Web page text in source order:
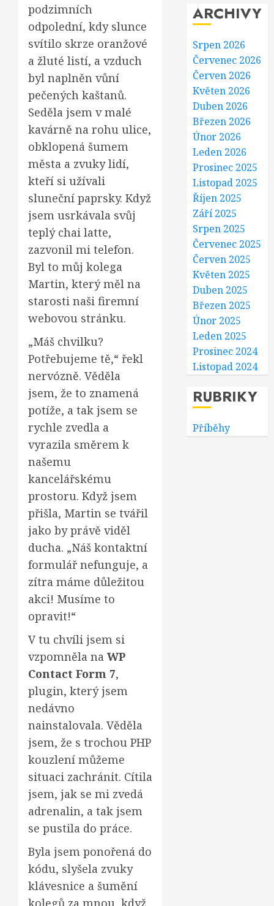
podzimních
odpolední, kdy slunce
svítilo skrze oranžové
a žluté listí, a vzduch
byl naplněn vůní
pečených kaštanů.
Seděla jsem v malé
kavárně na rohu ulice,
obklopená šumem
města a zvuky lidí,
kteří si užívali
sluneční paprsky. Když
jsem usrkávala svůj
teplý chai latte,
zazvonil mi telefon.
Byl to můj kolega
Martin, který měl na
starosti naši firemní
webovou stránku.
„Máš chvilku?
Potřebujeme tě,“ řekl
nervózně. Věděla
jsem, že to znamená
potíže, a tak jsem se
rychle zvedla a
vyrazila směrem k
našemu
kancelářskému
prostoru. Když jsem
přišla, Martin se tvářil
jako by právě viděl
ducha. „Náš kontaktní
formulář nefunguje, a
zítra máme důležitou
akci! Musíme to
opravit!“
V tu chvíli jsem si
vzpomněla na WP
Contact Form 7,
plugin, který jsem
nedávno
nainstalovala. Věděla
jsem, že s trochou PHP
kouzlení můžeme
situaci zachránit. Cítila
jsem, jak se mi zvedá
adrenalin, a tak jsem
se pustila do práce.
Byla jsem ponořená do
kódu, slyšela zvuky
klávesnice a šumění
kolegů za mnou, když
ARCHIVY
Srpen 2026
Červenec 2026
Červen 2026
Květen 2026
Duben 2026
Březen 2026
Únor 2026
Leden 2026
Prosinec 2025
Listopad 2025
Říjen 2025
Září 2025
Srpen 2025
Červenec 2025
Červen 2025
Květen 2025
Duben 2025
Březen 2025
Únor 2025
Leden 2025
Prosinec 2024
Listopad 2024
RUBRIKY
Příběhy